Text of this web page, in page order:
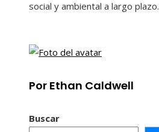
social y ambiental a largo plazo.
Por Ethan Caldwell
Buscar